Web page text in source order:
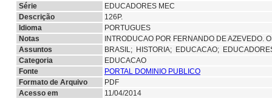
Série
EDUCADORES MEC
Descrição
126P.
Idioma
PORTUGUES
Notas
INTRODUCAO POR FERNANDO DE AZEVEDO.
Assuntos
BRASIL; HISTORIA; EDUCACAO;
Categoria
EDUCACAO
Fonte
PORTAL DOMINIO PUBLICO
Formato de Arquivo
PDF
Acesso em
11/04/2014